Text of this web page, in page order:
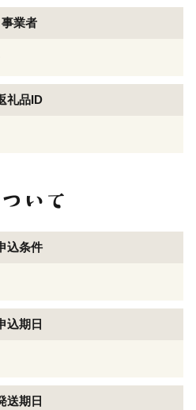
事業者
礼品ID
込条件
込期日
送期日